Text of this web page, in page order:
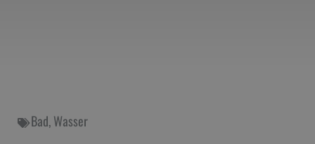
Bad,Wasser